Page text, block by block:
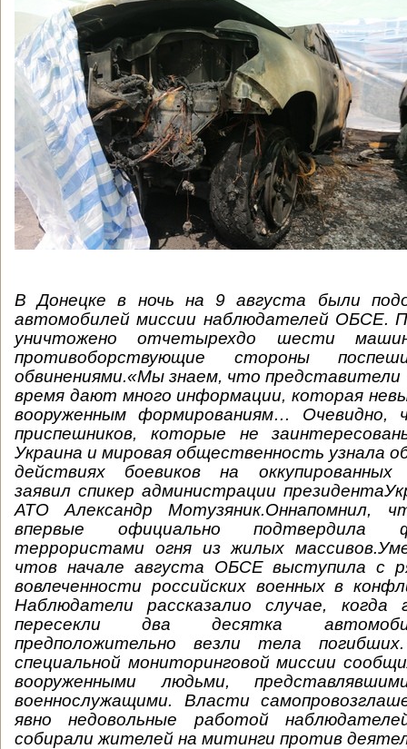
В Донецке в ночь на 9 августа были
автомобилей миссии наблюдателей ОБСЕ.
уничтожено отчетырехдо шести
противоборствующие стороны
обвинениями.«Мы знаем, что
время дают много информации, которая
вооруженным формированиям…
приспешников, которые не
Украина и мировая общественность узнала
действиях боевиков на
заявил спикер администрации
АТО Александр Мотузяник.Оннапомнил,
впервые официально подтвердила
террористами огня из жилых
чтов начале августа ОБСЕ выступила с
вовлеченности российских военных в
Наблюдатели рассказалио случае, когда
пересекли два десятка
предположительно везли тела
специальной мониторинговой миссии
вооруженными людьми,
военнослужащими. Власти
явно недовольные работой
собирали жителей на митинги против